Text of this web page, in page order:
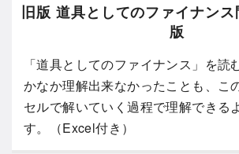
旧版 道具としてのファイナン
版
「道具としてのファイナンス」を読
かなか理解出来なかったことも、こ
セルで解いていく過程で理解できる
す。（Excel付き）